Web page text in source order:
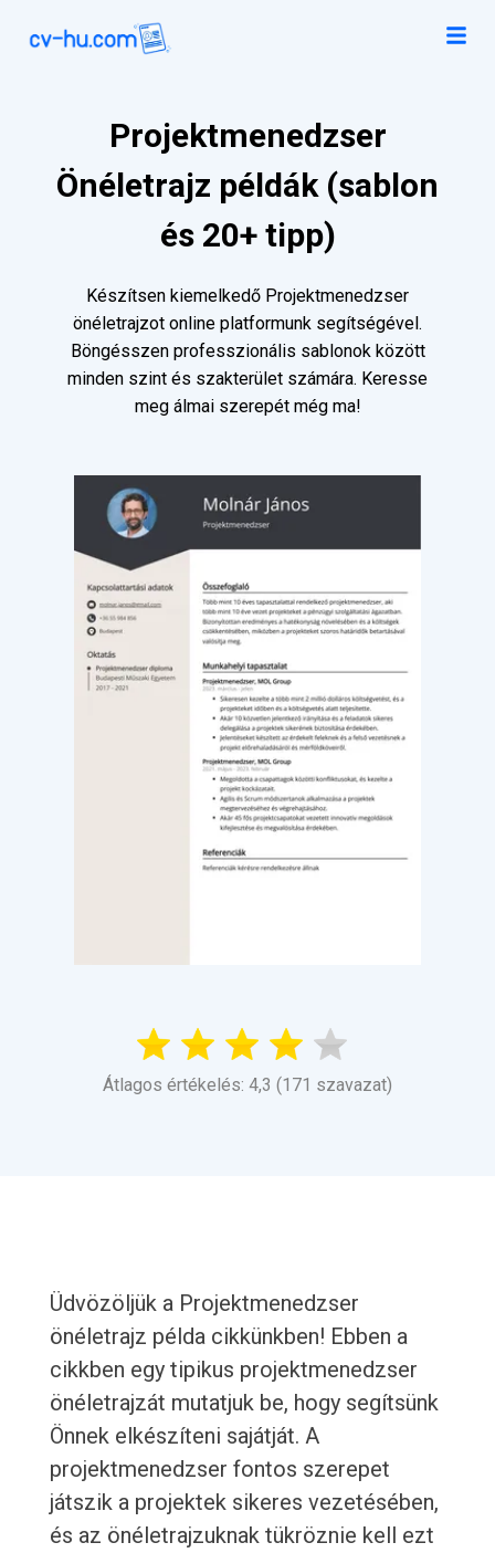
Projektmenedzser
Önéletrajz példák (sablon
és 20+ tipp)
Készítsen kiemelkedő Projektmenedzser
önéletrajzot online platformunk segítségével.
Böngésszen professzionális sablonok között
minden szint és szakterület számára. Keresse
meg álmai szerepét még ma!
Átlagos értékelés: 4,3 (171 szavazat)
Üdvözöljük a Projektmenedzser
önéletrajz példa cikkünkben! Ebben a
cikkben egy tipikus projektmenedzser
önéletrajzát mutatjuk be, hogy segítsünk
Önnek elkészíteni sajátját. A
projektmenedzser fontos szerepet
játszik a projektek sikeres vezetésében,
és az önéletrajzuknak tükröznie kell ezt